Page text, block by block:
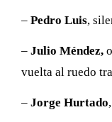
– Pedro Luis,
– Julio Méndez,
vuelta al ruedo
–Jorge Hurtado